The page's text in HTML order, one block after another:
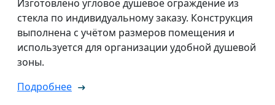
Изготовлено угловое душевое ограждение из
стекла по индивидуальному заказу. Конструкция
выполнена с учётом размеров помещения и
используется для организации удобной душевой
зоны.
Подробнее